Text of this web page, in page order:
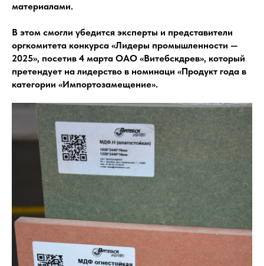
материалами.
В этом смогли убедится эксперты и представители
оргкомитета конкурса «Лидеры промышленности —
2025», посетив 4 марта ОАО «Витебскдрев», который
претендует на лидерство в номинаци «Продукт года в
категории «Импортозамещение».